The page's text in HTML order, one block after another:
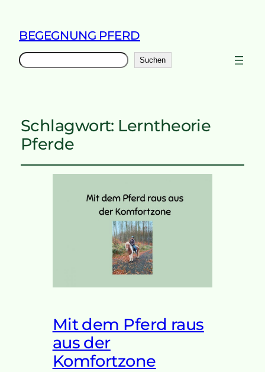
BEGEGNUNG PFERD
Suchen Suchen
Schlagwort: Lerntheorie
Pferde
Mit dem Pferd raus
aus der
Komfortzone